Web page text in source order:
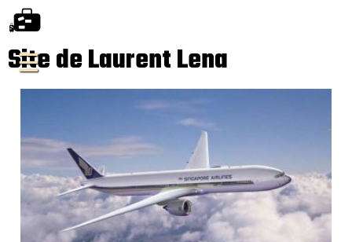
Site de Laurent Lena